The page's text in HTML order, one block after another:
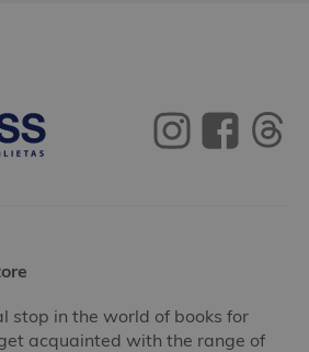
stop in the world of books for
acquainted with the range of